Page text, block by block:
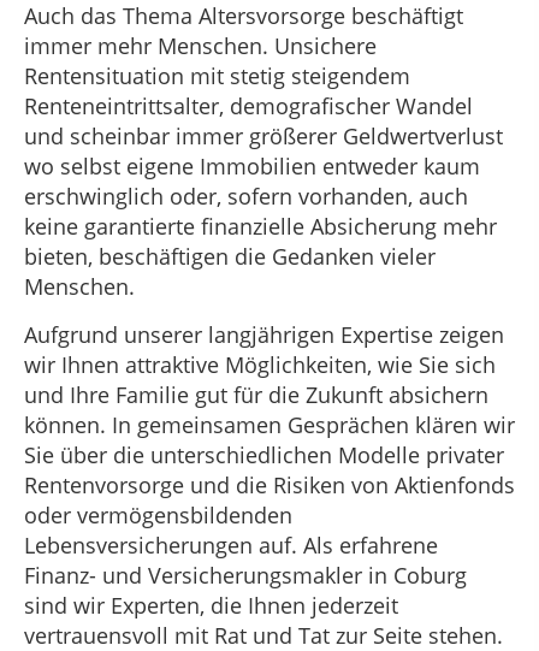
Auch das Thema Altersvorsorge beschäftigt
immer mehr Menschen. Unsichere
Rentensituation mit stetig steigendem
Renteneintrittsalter, demografischer Wandel
und scheinbar immer größerer Geldwertverlust
wo selbst eigene Immobilien entweder kaum
erschwinglich oder, sofern vorhanden, auch
keine garantierte finanzielle Absicherung mehr
bieten, beschäftigen die Gedanken vieler
Menschen.
Aufgrund unserer langjährigen Expertise zeigen
wir Ihnen attraktive Möglichkeiten, wie Sie sich
und Ihre Familie gut für die Zukunft absichern
können. In gemeinsamen Gesprächen klären wir
Sie über die unterschiedlichen Modelle privater
Rentenvorsorge und die Risiken von Aktienfonds
oder vermögensbildenden
Lebensversicherungen auf. Als erfahrene
Finanz- und Versicherungsmakler in Coburg
sind wir Experten, die Ihnen jederzeit
vertrauensvoll mit Rat und Tat zur Seite stehen.